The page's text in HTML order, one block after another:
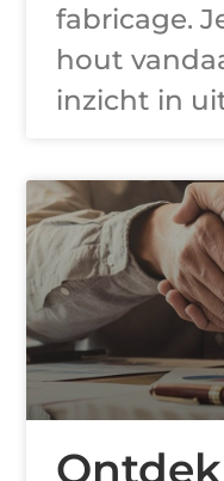
fabricage.
hout
inzicht in